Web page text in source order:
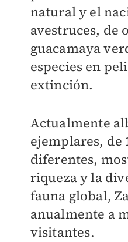
natural y el
avestruces,
guacamaya
especies en
extinción.
Actualmente
ejemplares, de
diferentes,
riqueza y la
fauna global,
anualmente a
visitantes.